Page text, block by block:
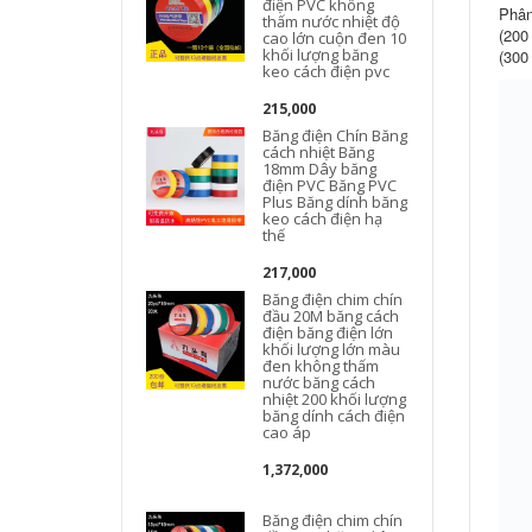
điện PVC không
thấm nước nhiệt độ
cao lớn cuộn đen 10
khối lượng băng
keo cách điện pvc
215,000
Băng điện Chín Băng
cách nhiệt Băng
18mm Dây băng
điện PVC Băng PVC
Plus Băng dính băng
keo cách điện hạ
thế
217,000
Băng điện chim chín
đầu 20M băng cách
điện băng điện lớn
khối lượng lớn màu
đen không thấm
nước băng cách
nhiệt 200 khối lượng
băng dính cách điện
cao áp
1,372,000
Băng điện chim chín